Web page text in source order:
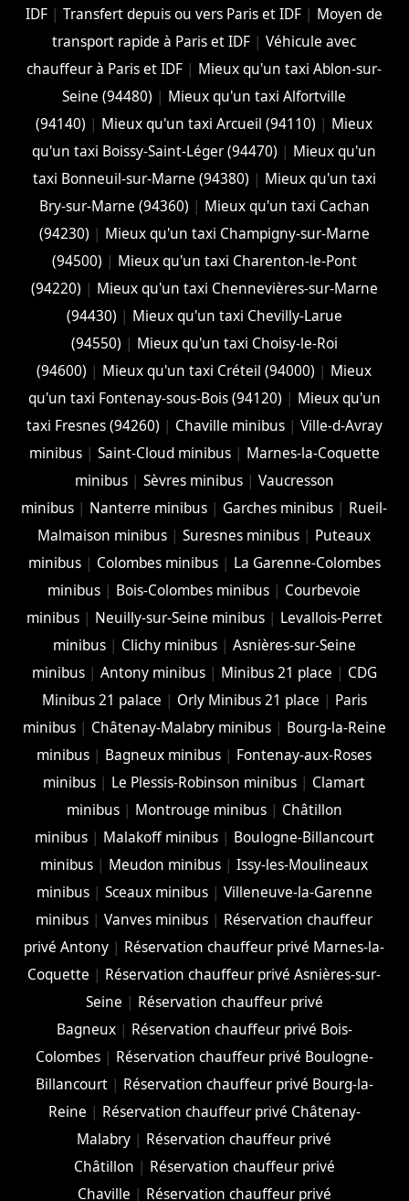
IDF |Transfert depuis ou vers Paris et IDF | Moyen de
transport rapide à Paris et IDF |Véhicule avec
chauffeur à Paris et IDF | Mieux qu'un taxi Ablon-sur-
Seine (94480) | Mieux qu'un taxi Alfortville
(94140) | Mieux qu'un taxi Arcueil (94110) | Mieux
qu'un taxi Boissy-Saint-Léger (94470) | Mieux qu'un
taxi Bonneuil-sur-Marne (94380) | Mieux qu'un taxi
Bry-sur-Marne (94360) | Mieux qu'un taxi Cachan
(94230) | Mieux qu'un taxi Champigny-sur-Marne
(94500) | Mieux qu'un taxi Charenton-le-Pont
(94220) | Mieux qu'un taxi Chennevières-sur-Marne
(94430) | Mieux qu'un taxi Chevilly-Larue
(94550) | Mieux qu'un taxi Choisy-le-Roi
(94600) | Mieux qu'un taxi Créteil (94000) | Mieux
qu'un taxi Fontenay-sous-Bois (94120) | Mieux qu'un
taxi Fresnes (94260) | Chaville minibus| Ville-d-Avray
minibus| Saint-Cloud minibus| Marnes-la-Coquette
minibus| Sèvres minibus| Vaucresson
minibus | Nanterre minibus | Garches minibus | Rueil-
Malmaison minibus |Suresnes minibus | Puteaux
minibus| Colombes minibus| La Garenne-Colombes
minibus | Bois-Colombes minibus | Courbevoie
minibus| Neuilly-sur-Seine minibus| Levallois-Perret
minibus| Clichy minibus| Asnières-sur-Seine
minibus| Antony minibus| Minibus 21 place | CDG
Minibus 21 palace | Orly Minibus 21 place | Paris
minibus| Châtenay-Malabry minibus| Bourg-la-Reine
minibus | Bagneux minibus | Fontenay-aux-Roses
minibus | Le Plessis-Robinson minibus | Clamart
minibus| Montrouge minibus| Châtillon
minibus| Malakoff minibus| Boulogne-Billancourt
minibus | Meudon minibus |Issy-les-Moulineaux
minibus| Sceaux minibus| Villeneuve-la-Garenne
minibus |Vanves minibus | Réservation chauffeur
privé Antony | Réservation chauffeur privé Marnes-la-
Coquette | Réservation chauffeur privé Asnières-sur-
Seine | Réservation chauffeur privé
Bagneux| Réservation chauffeur privé Bois-
Colombes| Réservation chauffeur privé Boulogne-
Billancourt| Réservation chauffeur privé Bourg-la-
Reine | Réservation chauffeur privé Châtenay-
Malabry | Réservation chauffeur privé
Châtillon | Réservation chauffeur privé
Chaville | Réservation chauffeur privé